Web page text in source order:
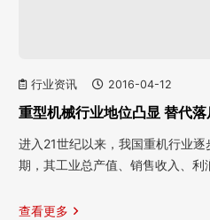
行业资讯 2016-04-12
重型机械行业地位凸显 替代
进入21世纪以来，我国重机行业
期，其工业总产值、销售收入、
查看更多